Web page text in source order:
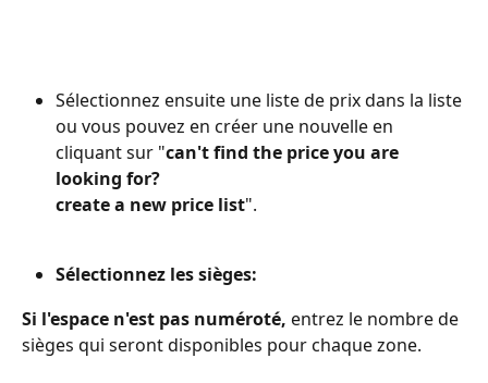
Sélectionnez ensuite une liste de prix dans la liste
ou vous pouvez en créer une nouvelle en
cliquant sur "can't find the price you are
looking for?
create a new price list".
Sélectionnez les sièges:
Si l'espace n'est pas numéroté, entrez le nombre de
sièges qui seront disponibles pour chaque zone.